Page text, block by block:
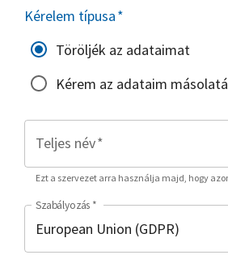
Kérelem típusa*
Töröljék az adataimat
Kérem az adataim
Teljes név*
Ezt a szervezet arra használja majd, hogy
Szabályozás *